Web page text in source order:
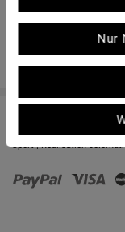
© Copyright 2026 | Alle
Sport | Realisation
Nur